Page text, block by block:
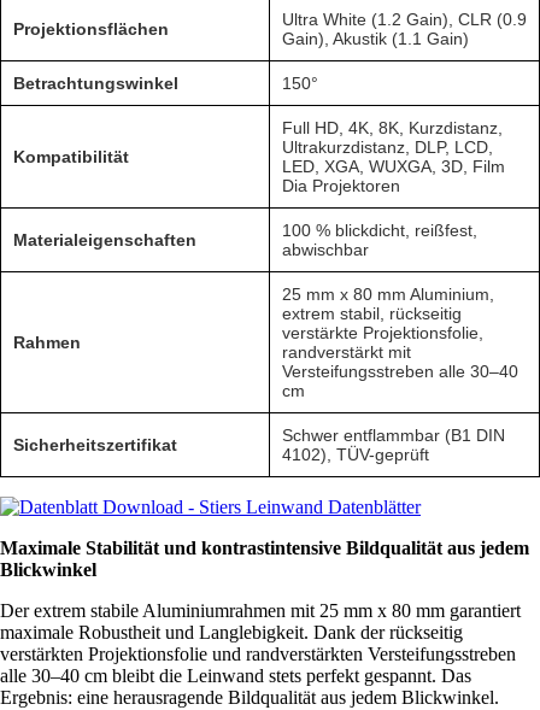
Projektionsflächen
Ultra White (1.2 Gain), CLR (0.9
Gain), Akustik (1.1 Gain)
Betrachtungswinkel 150°
Kompatibilität
Full HD, 4K, 8K, Kurzdistanz,
Ultrakurzdistanz, DLP, LCD,
LED, XGA, WUXGA, 3D, Film
Dia Projektoren
Materialeigenschaften
100 % blickdicht, reißfest,
abwischbar
Rahmen
25 mm x 80 mm Aluminium,
extrem stabil, rückseitig
verstärkte Projektionsfolie,
randverstärkt mit
Versteifungsstreben alle 30–40
cm
Sicherheitszertifikat
Schwer entflammbar (B1 DIN
4102), TÜV-geprüft
Maximale Stabilität und kontrastintensive Bildqualität aus jedem
Blickwinkel
Der extrem stabile Aluminiumrahmen mit 25 mm x 80 mm garantiert
maximale Robustheit und Langlebigkeit. Dank der rückseitig
verstärkten Projektionsfolie und randverstärkten Versteifungsstreben
alle 30–40 cm bleibt die Leinwand stets perfekt gespannt. Das
Ergebnis: eine herausragende Bildqualität aus jedem Blickwinkel.